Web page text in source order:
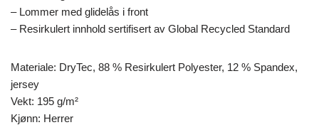
– Lommer med glidelås i front
– Resirkulert innhold sertifisert av Global Recycled Standard
Materiale: DryTec, 88 % Resirkulert Polyester, 12 % Spandex,
jersey
Vekt: 195 g/m²
Kjønn: Herrer